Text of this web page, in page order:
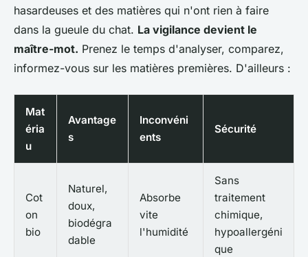
hasardeuses et des matières qui n'ont rien à faire
dans la gueule du chat. La vigilance devient le
maître-mot. Prenez le temps d'analyser, comparez,
informez-vous sur les matières premières. D'ailleurs :
Mat
éria
u
Avantage
s
Inconvéni
ents
Sécurité
Cot
on
bio
Naturel,
doux,
biodégra
dable
Absorbe
vite
l'humidité
Sans
traitement
chimique,
hypoallergéni
que